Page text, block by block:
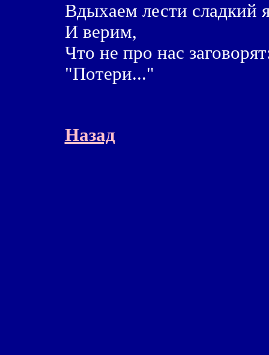
Вдыхаем лести сладкий
И верим,
Что не про нас
"Потери..."
Назад